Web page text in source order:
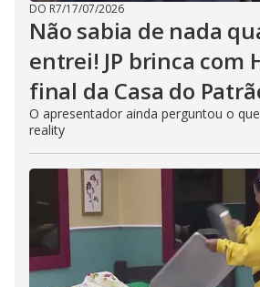
DO R7/17/07/2026
Não sabia de nada
entrei! JP brinca com
final da Casa do
O apresentador ainda perguntou o
reality